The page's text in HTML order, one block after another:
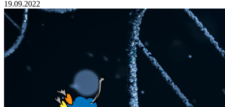
19.09.2022